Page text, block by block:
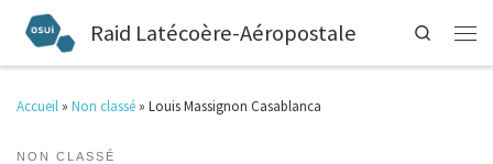
Raid Latécoère-Aéropostale Search
Accueil » Non classé » Louis Massignon Casablanca
NON CLASSÉ